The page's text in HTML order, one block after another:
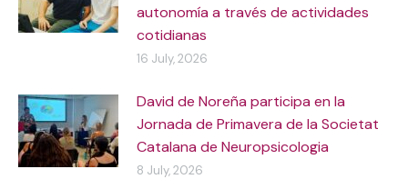
autonomía a través de actividades
cotidianas
16 July, 2026
David de Noreña participa en la
Jornada de Primavera de la Societat
Catalana de Neuropsicologia
8 July, 2026